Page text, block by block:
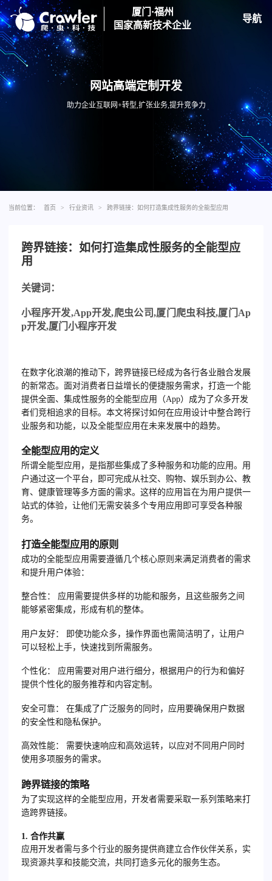
厦门·福州
国家高新技术企业
导航
网站高端定制开发
助力企业互联网+转型,扩张业务,提升竞争力
当前位置： 首页 > 行业资讯 > 跨界链接：如何打造集成性服务的全能型应用
跨界链接：如何打造集成性服务的全能型应
用
关键词：
小程序开发,App开发,爬虫公司,厦门爬虫科技,厦门 Ap
p开发,厦门小程序开发
在数字化浪潮的推动下，跨界链接已经成为各行各业融合发展
的新常态。面对消费者日益增长的便捷服务需求，打造一个能
提供全面、集成性服务的全能型应用（App）成为了众多开发
者们竞相追求的目标。本文将探讨如何在应用设计中整合跨行
业服务和功能，以及全能型应用在未来发展中的趋势。
全能型应用的定义
所谓全能型应用，是指那些集成了多种服务和功能的应用。用
户通过这一个平台，即可完成从社交、购物、娱乐到办公、教
育、健康管理等多方面的需求。这样的应用旨在为用户提供一
站式的体验，让他们无需安装多个专用应用即可享受各种服
务。
打造全能型应用的原则
成功的全能型应用需要遵循几个核心原则来满足消费者的需求
和提升用户体验：
整合性：
应用需要提供多样的功能和服务，且这些服务之间
能够紧密集成，形成有机的整体。
用户友好：
即使功能众多，操作界面也需简洁明了，让用户
可以轻松上手，快速找到所需服务。
个性化：
应用需要对用户进行细分，根据用户的行为和偏好
提供个性化的服务推荐和内容定制。
安全可靠：
在集成了广泛服务的同时，应用要确保用户数据
的安全性和隐私保护。
高效性能：
需要快速响应和高效运转，以应对不同用户同时
使用多项服务的需求。
跨界链接的策略
为了实现这样的全能型应用，开发者需要采取一系列策略来打
造跨界链接。
1. 合作共赢
应用开发者需与多个行业的服务提供商建立合作伙伴关系，实
现资源共享和技能交流，共同打造多元化的服务生态。